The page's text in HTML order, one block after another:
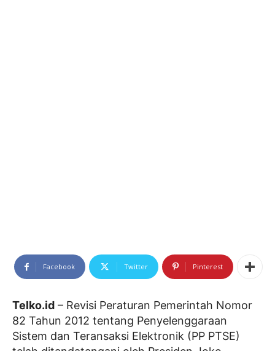
Facebook Twitter Pinterest
Telko.id – Revisi Peraturan Pemerintah Nomor
82 Tahun 2012 tentang Penyelenggaraan
Sistem dan Teransaksi Elektronik (PP PTSE)